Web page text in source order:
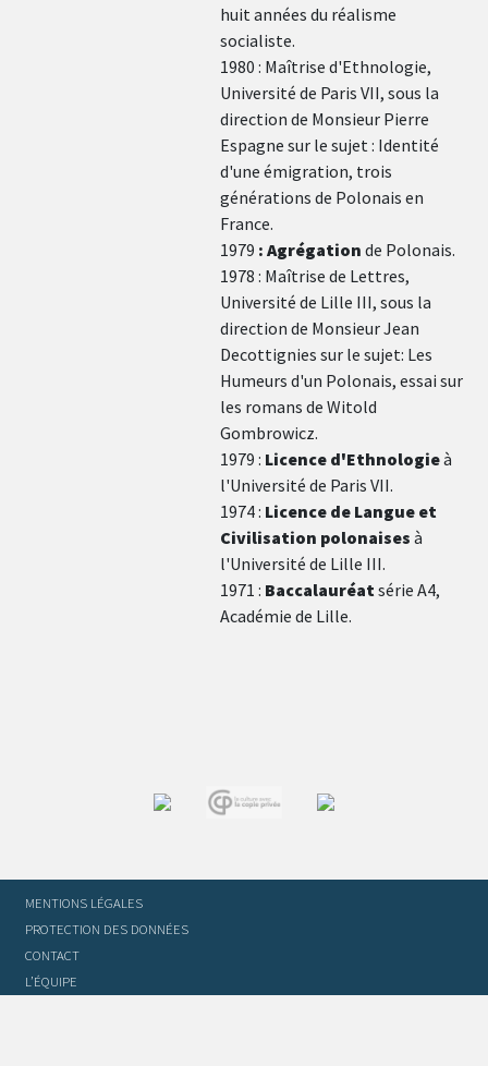
huit années du réalisme
socialiste.
1980 : Maîtrise d'Ethnologie,
Université de Paris VII, sous la
direction de Monsieur Pierre
Espagne sur le sujet : Identité
d'une émigration, trois
générations de Polonais en
France.
1979 : Agrégation de Polonais.
1978 : Maîtrise de Lettres,
Université de Lille III, sous la
direction de Monsieur Jean
Decottignies sur le sujet: Les
Humeurs d'un Polonais, essai sur
les romans de Witold
Gombrowicz.
1979 : Licence d'Ethnologieà
l'Université de Paris VII.
1974 : Licence de Langue et
Civilisation polonaises à
l'Université de Lille III.
1971 : Baccalauréat série A4,
Académie de Lille.
MENTIONS LÉGALES
PROTECTION DES DONNÉES
CONTACT
L’ÉQUIPE